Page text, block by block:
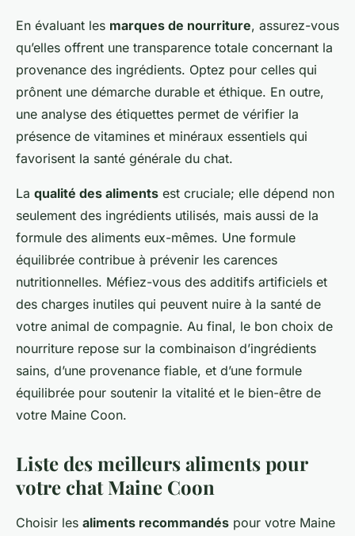
En évaluant les marques de nourriture, assurez-vous
qu’elles offrent une transparence totale concernant la
provenance des ingrédients. Optez pour celles qui
prônent une démarche durable et éthique. En outre,
une analyse des étiquettes permet de vérifier la
présence de vitamines et minéraux essentiels qui
favorisent la santé générale du chat.
La qualité des aliments est cruciale; elle dépend non
seulement des ingrédients utilisés, mais aussi de la
formule des aliments eux-mêmes. Une formule
équilibrée contribue à prévenir les carences
nutritionnelles. Méfiez-vous des additifs artificiels et
des charges inutiles qui peuvent nuire à la santé de
votre animal de compagnie. Au final, le bon choix de
nourriture repose sur la combinaison d’ingrédients
sains, d’une provenance fiable, et d’une formule
équilibrée pour soutenir la vitalité et le bien-être de
votre Maine Coon.
Liste des meilleurs aliments pour
votre chat Maine Coon
Choisir les aliments recommandés pour votre Maine